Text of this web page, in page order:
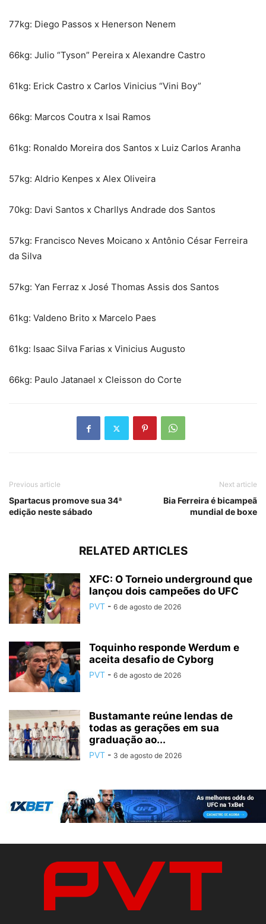
77kg: Diego Passos x Henerson Nenem
66kg: Julio “Tyson” Pereira x Alexandre Castro
61kg: Erick Castro x Carlos Vinicius “Vini Boy”
66kg: Marcos Coutra x Isai Ramos
61kg: Ronaldo Moreira dos Santos x Luiz Carlos Aranha
57kg: Aldrio Kenpes x Alex Oliveira
70kg: Davi Santos x Charllys Andrade dos Santos
57kg: Francisco Neves Moicano x Antônio César Ferreira
da Silva
57kg: Yan Ferraz x José Thomas Assis dos Santos
61kg: Valdeno Brito x Marcelo Paes
61kg: Isaac Silva Farias x Vinicius Augusto
66kg: Paulo Jatanael x Cleisson do Corte
Previous article
Spartacus promove sua 34ª
edição neste sábado
Next article
Bia Ferreira é bicampeã
mundial de boxe
RELATED ARTICLES
XFC: O Torneio underground que
lançou dois campeões do UFC
PVT - 6 de agosto de 2026
Toquinho responde Werdum e
aceita desafio de Cyborg
PVT - 6 de agosto de 2026
Bustamante reúne lendas de
todas as gerações em sua
graduação ao...
PVT - 3 de agosto de 2026